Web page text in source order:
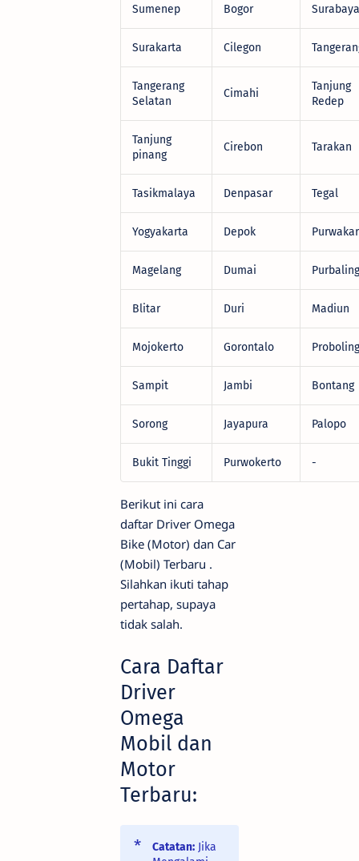
Sumenep Bogor Surabaya
Surakarta Cilegon
Tangerang
Selatan
Cimahi
Tanjung
Redep
Tanjung
pinang
Cirebon Tarakan
Tasikmalaya Denpasar Tegal
Yogyakarta Depok
Magelang Dumai
Blitar Duri Madiun
Mojokerto Gorontalo
Sampit Jambi Bontang
Sorong Jayapura Palopo
Bukit Tinggi Purwokerto -
Berikut ini cara
daftar Driver Omega
Bike (Motor) dan Car
(Mobil) Terbaru .
Silahkan ikuti tahap
pertahap, supaya
tidak salah.
Cara Daftar
Driver
Omega
Mobil dan
Motor
Terbaru:
Catatan: Jika